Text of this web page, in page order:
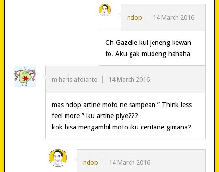
ndop 14 March 2016
Oh Gazelle kui jeneng kewan
to. Aku gak mudeng hahaha
m haris afdianto 14 March 2016
mas ndop artine moto ne sampean ” Think less
feel more ” iku artine piye???
kok bisa mengambil moto iku ceritane gimana?
ndop 14 March 2016